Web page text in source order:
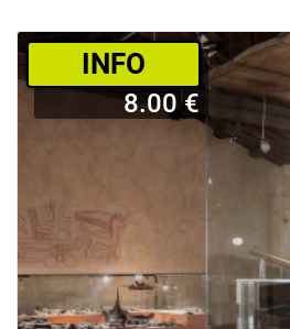
­INFO
8.00 €